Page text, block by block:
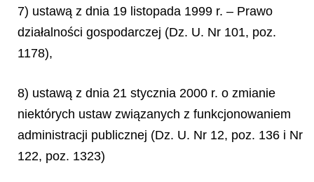
7) ustawą z dnia 19 listopada 1999 r. – Prawo
działalności gospodarczej (Dz. U. Nr 101, poz.
1178),
8) ustawą z dnia 21 stycznia 2000 r. o zmianie
niektórych ustaw związanych z funkcjonowaniem
administracji publicznej (Dz. U. Nr 12, poz. 136 i Nr
122, poz. 1323)